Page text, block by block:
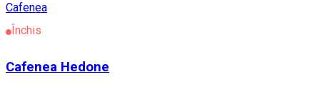
Cafenea
Închis
Cafenea Hedone